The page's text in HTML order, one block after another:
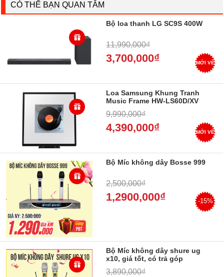
CÓ THỂ BẠN QUAN TÂM
Bộ loa thanh LG SC9S 400W
11,990,000₫
3,700,000₫ MỚI VỀ
Loa Samsung Khung Tranh
Music Frame HW-LS60D/XV
120W
9,990,000₫
4,390,000₫ MỚI VỀ
Bộ Míc không dây Bosse 999
2,500,000₫
1,2900,000₫ -15%
Bộ Míc không dây shure ug
x10, giá tốt, có trả góp
3,890,000₫